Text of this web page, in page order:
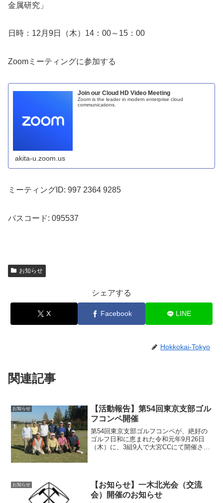
金属研究」
日時：12月9日（木）14：00～15：00
Zoomミーティングに参加する
Join our Cloud HD Video Meeting
Zoom is the leader in modern enterprise cloud
communications.
akita-u.zoom.us
ミーティングID: 997 2364 9285
パスコード: 095537
お知らせ
シェアする
X Facebook LINE
Hokkokai-Tokyo
関連記事
お知らせ
【活動報告】第54回東京支部ゴル
フコンペ開催
第54回東京支部ゴルフコンペが、絶好の
ゴルフ日和に恵まれた令和元年9月26日
（木）に、3組9人で大宮CCにて開催され
お知らせ
【お知らせ】一木北光会（交流
会）開催のお知らせ